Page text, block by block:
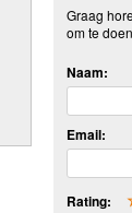
Graag
om te
Naam:
Email:
Rating: